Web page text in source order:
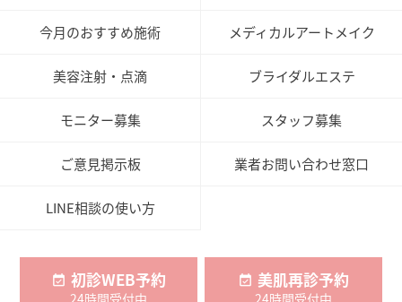
今月のおすすめ施術 メディカルアートメイク
美容注射・点滴 ブライダルエステ
モニター募集 スタッフ募集
ご意見掲示板 業者お問い合わせ窓口
LINE相談の使い方
初診WEB予約 美肌再診予約